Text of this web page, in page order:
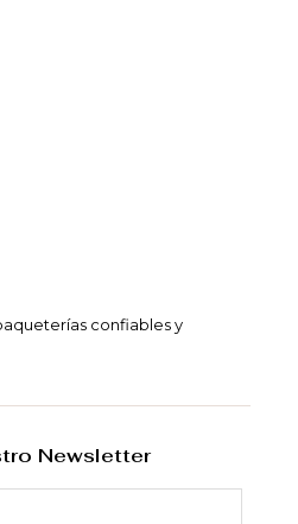
confiables y
Newsletter